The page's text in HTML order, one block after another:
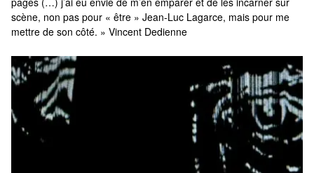
scène, non pas pour « être » Jean-Luc Lagarce, mais pour me
mettre de son côté. » Vincent Dedienne